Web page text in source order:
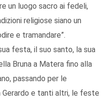
un luogo sacro ai fedeli,
religiose siano un
e tramandare”.
festa, il suo santo, la sua
Bruna a Matera fino alla
passando per le
Gerardo e tanti altri, le feste